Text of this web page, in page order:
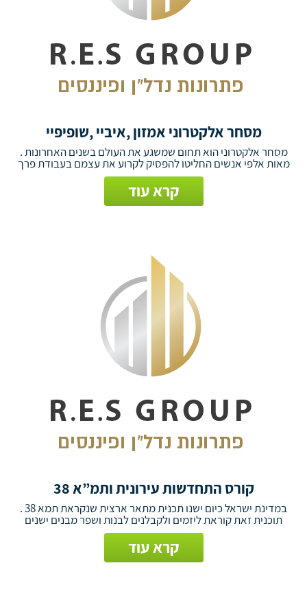
מסחר אלקטרוני אמזון ,איביי ,שופיפיי
מסחר אלקטרוני הוא תחום שמשגע את העולם בשנים האחרונות .
מאות אלפי אנשים החליטו להפסיק לקרוע את עצמם בעבודת פרך
קרא עוד
קורס התחדשות עירונית ותמ”א 38
במדינת ישראל כיום ישנו תכנית מתאר ארצית שנקראת תמא 38 .
תוכנית זאת קוראת ליזמים ולקבלנים לבנות ושפר מבנים ישנים
קרא עוד